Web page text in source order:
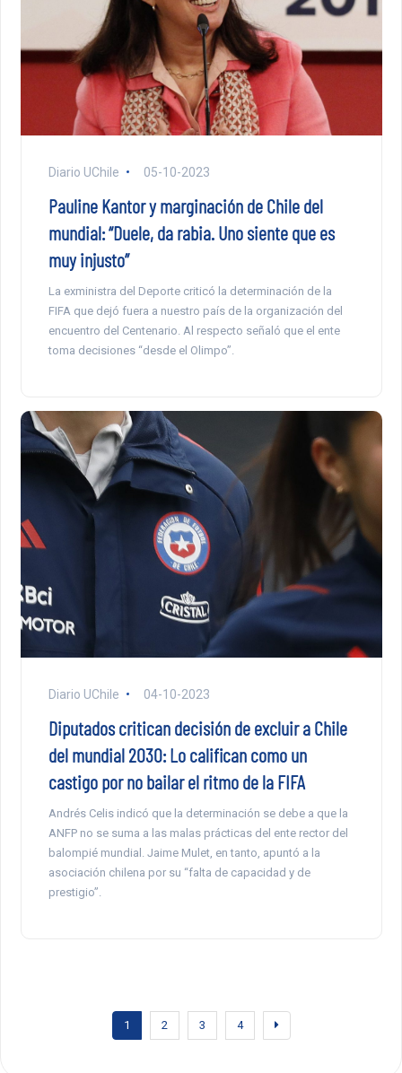
Diario UChile 05-10-2023
Pauline Kantor y marginación de Chile del
mundial: “Duele, da rabia. Uno siente que es
muy injusto”
La exministra del Deporte criticó la determinación de la
FIFA que dejó fuera a nuestro país de la organización del
encuentro del Centenario. Al respecto señaló que el ente
toma decisiones “desde el Olimpo”.
Diario UChile 04-10-2023
Diputados critican decisión de excluir a Chile
del mundial 2030: Lo califican como un
castigo por no bailar el ritmo de la FIFA
Andrés Celis indicó que la determinación se debe a que la
ANFP no se suma a las malas prácticas del ente rector del
balompié mundial. Jaime Mulet, en tanto, apuntó a la
asociación chilena por su “falta de capacidad y de
prestigio”.
1 2 3 4